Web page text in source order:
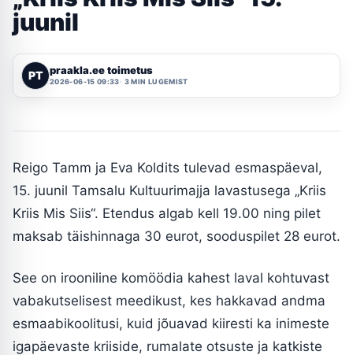
juunil
PT praakla.ee toimetus
2026-06-15 09:33 3 MIN LUGEMIST
Reigo Tamm ja Eva Koldits tulevad esmaspäeval,
15. juunil Tamsalu Kultuurimajja lavastusega „Kriis
Kriis Mis Siis“. Etendus algab kell 19.00 ning pilet
maksab täishinnaga 30 eurot, sooduspilet 28 eurot.
See on irooniline komöödia kahest laval kohtuvast
vabakutselisest meedikust, kes hakkavad andma
esmaabikoolitusi, kuid jõuavad kiiresti ka inimeste
igapäevaste kriiside, rumalate otsuste ja katkiste